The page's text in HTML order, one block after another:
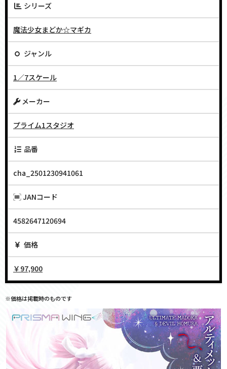
シリーズ
魔法少女まどか☆マギカ
ジャンル
1／7スケール
メーカー
プライム1スタジオ
品番
cha_2501230941061
JANコード
4582647120694
価格
￥97,900
※価格は掲載時のものです